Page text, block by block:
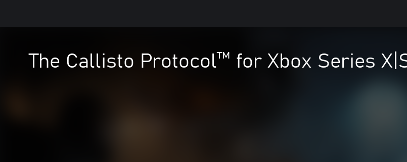
The Callisto Protocol™ for Xbox Series